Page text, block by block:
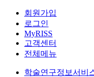
회원가입
로그인
MyRISS
고객센터
전체메뉴
학술연구정보서비